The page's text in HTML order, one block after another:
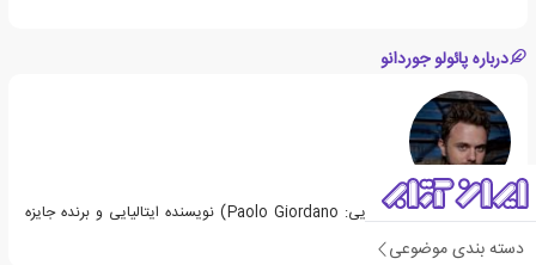
دسته بندی موضوعی
درباره پائولو جوردانو
پائولو جوردانو (به ایتالیایی: Paolo Giordano) نویسنده ایتالیایی و برنده جایزه
استرگا در سال ۲۰۰۸ است.